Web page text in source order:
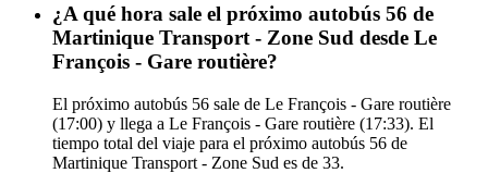
¿A qué hora sale el próximo autobús 56 de
Martinique Transport - Zone Sud desde Le
François - Gare routière?
El próximo autobús 56 sale de Le François - Gare routière
(17:00) y llega a Le François - Gare routière (17:33). El
tiempo total del viaje para el próximo autobús 56 de
Martinique Transport - Zone Sud es de 33.